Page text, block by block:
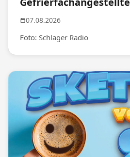
07.08.2026
Foto: Schlager Radio